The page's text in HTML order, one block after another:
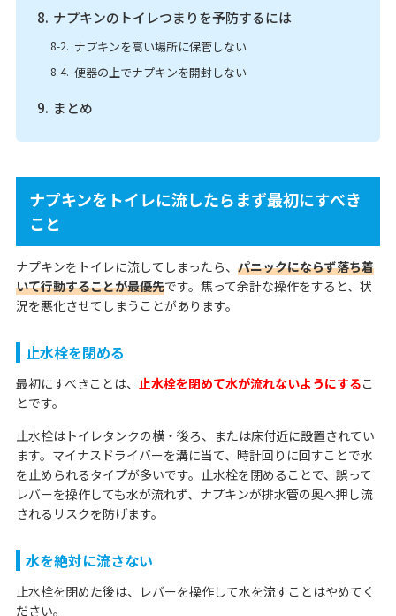
ナプキンのトイレつまりを予防するには
ナプキンを高い場所に保管しない
便器の上でナプキンを開封しない
まとめ
ナプキンをトイレに流したらまず最初にすべき
こと
ナプキンをトイレに流してしまったら、 パニックにならず落ち着
いて行動することが最優先です。焦って余計な操作をすると、状
況を悪化させてしまうことがあります。
止水栓を閉める
最初にすべきことは、 止水栓を閉めて水が流れないようにするこ
とです。
止水栓はトイレタンクの横・後ろ、または床付近に設置されてい
ます。マイナスドライバーを溝に当て、時計回りに回すことで水
を止められるタイプが多いです。止水栓を閉めることで、誤って
レバーを操作しても水が流れず、ナプキンが排水管の奥へ押し流
されるリスクを防げます。
水を絶対に流さない
止水栓を閉めた後は、レバーを操作して水を流すことはやめてく
ださい。